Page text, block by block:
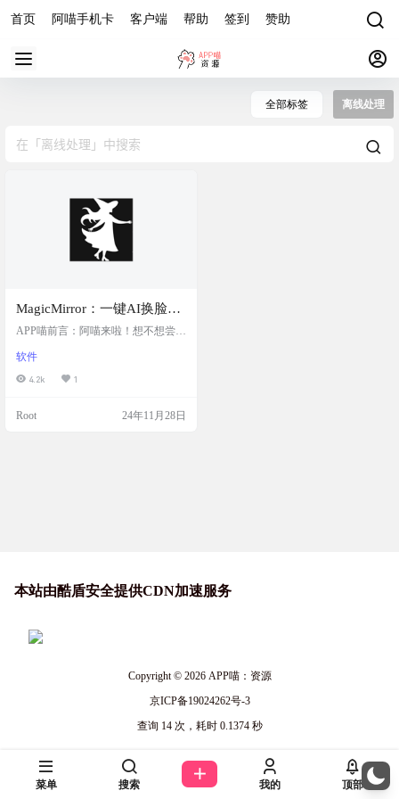
首页 阿喵手机卡 客户端 帮助 签到 赞助
全部标签 离线处理
MagicMirror：一键AI换脸、
发型、穿搭工具，通过简单
松尝试新的面孔、发型和服
装
APP喵前言：阿喵来啦！想不想尝试
但又不想真的去剪发或购物？现在
有了MagicMirror，你可以一键AI换
拖放照片，就能立刻变身。不需要
软件
4.2k 1
Root 24年11月28日
本站由酷盾安全提供CDN加速服务
Copyright © 2026APP喵：资源
京ICP备19024262号-3
查询 14 次，耗时 0.1374 秒
菜单 搜索 我的 顶部